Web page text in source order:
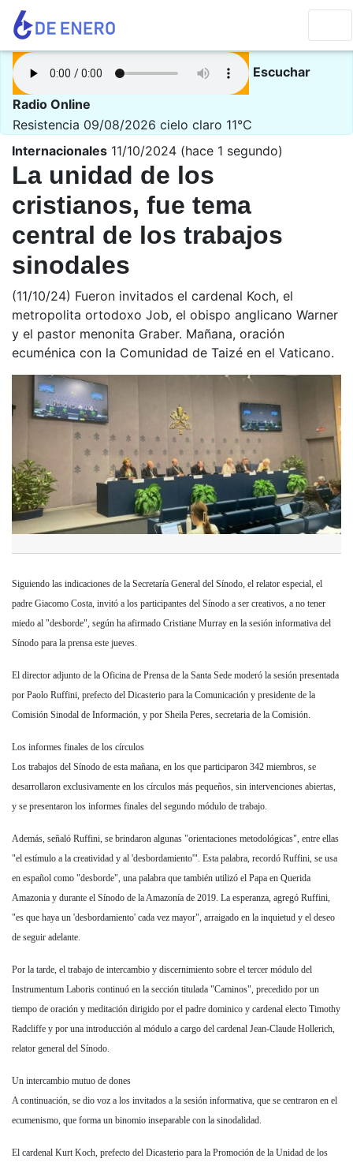
Escuchar
Radio Online
Resistencia 09/08/2026 cielo claro 11°C
Internacionales 11/10/2024 (hace 1 segundo)
La unidad de los
cristianos, fue tema
central de los trabajos
sinodales
(11/10/24) Fueron invitados el cardenal Koch, el
metropolita ortodoxo Job, el obispo anglicano Warner
y el pastor menonita Graber. Mañana, oración
ecuménica con la Comunidad de Taizé en el Vaticano.
Siguiendo las indicaciones de la Secretaría General del Sínodo, el relator especial, el
padre Giacomo Costa, invitó a los participantes del Sínodo a ser creativos, a no tener
miedo al "desborde", según ha afirmado Cristiane Murray en la sesión informativa del
Sínodo para la prensa este jueves.
El director adjunto de la Oficina de Prensa de la Santa Sede moderó la sesión presentada
por Paolo Ruffini, prefecto del Dicasterio para la Comunicación y presidente de la
Comisión Sinodal de Información, y por Sheila Peres, secretaria de la Comisión.
Los informes finales de los círculos
Los trabajos del Sínodo de esta mañana, en los que participaron 342 miembros, se
desarrollaron exclusivamente en los círculos más pequeños, sin intervenciones abiertas,
y se presentaron los informes finales del segundo módulo de trabajo.
Además, señaló Ruffini, se brindaron algunas "orientaciones metodológicas", entre ellas
"el estímulo a la creatividad y al 'desbordamiento'". Esta palabra, recordó Ruffini, se usa
en español como "desborde", una palabra que también utilizó el Papa en Querida
Amazonia y durante el Sínodo de la Amazonía de 2019. La esperanza, agregó Ruffini,
"es que haya un 'desbordamiento' cada vez mayor", arraigado en la inquietud y el deseo
de seguir adelante.
Por la tarde, el trabajo de intercambio y discernimiento sobre el tercer módulo del
Instrumentum Laboris continuó en la sección titulada "Caminos", precedido por un
tiempo de oración y meditación dirigido por el padre dominico y cardenal electo Timothy
Radcliffe y por una introducción al módulo a cargo del cardenal Jean-Claude Hollerich,
relator general del Sínodo.
Un intercambio mutuo de dones
A continuación, se dio voz a los invitados a la sesión informativa, que se centraron en el
ecumenismo, que forma un binomio inseparable con la sinodalidad.
El cardenal Kurt Koch, prefecto del Dicasterio para la Promoción de la Unidad de los